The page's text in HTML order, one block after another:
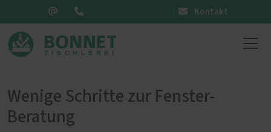
Kontakt
Wenige Schritte zur Fenster-
Beratung